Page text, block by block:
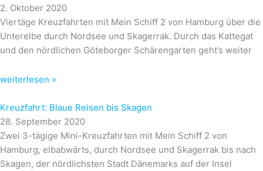
2. Oktober 2020
Viertäge Kreuzfahrten mit Mein Schiff 2 von Hamburg über die
Unterelbe durch Nordsee und Skagerrak. Durch das Kattegat
und den nördlichen Göteborger Schärengarten geht’s weiter
weiterlesen »
Kreuzfahrt: Blaue Reisen bis Skagen
28. September 2020
Zwei 3-tägige Mini-Kreuzfahrten mit Mein Schiff 2 von
Hamburg, elbabwärts, durch Nordsee und Skagerrak bis nach
Skagen, der nördlichsten Stadt Dänemarks auf der Insel